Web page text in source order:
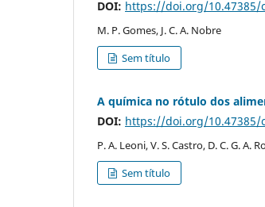
DOI: https://doi.org/10.47385/
M. P. Gomes, J. C. A. Nobre
Sem título
A química no rótulo dos
DOI: https://doi.org/10.47385/
P. A. Leoni, V. S. Castro, D. C. G. A.
Sem título